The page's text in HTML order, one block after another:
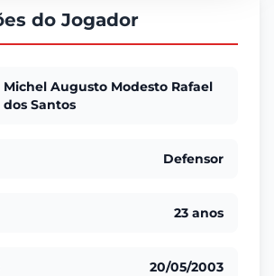
do Jogador
Michel Augusto Modesto Rafael
dos Santos
Defensor
23 anos
20/05/2003